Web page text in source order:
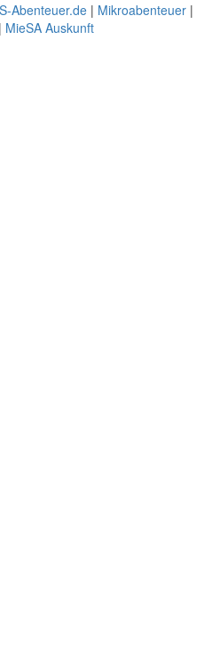
Abenteuer.de | Mikroabenteuer |
| MieSA Auskunft